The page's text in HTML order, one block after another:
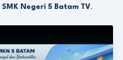
SMK Negeri 5 Batam TV.